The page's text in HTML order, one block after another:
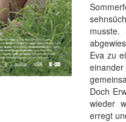
Eva zu
Doch
wieder
erregt